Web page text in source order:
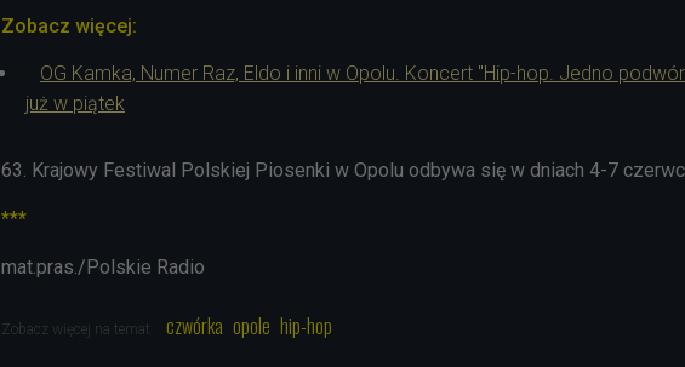
Zobacz więcej:
OG Kamka, Numer Raz, Eldo i inni w Opolu. Koncert "Hip-hop. Jedno
już w piątek
63. Krajowy Festiwal Polskiej Piosenki w Opolu odbywa się w dniach 4-7
***
mat.pras./Polskie Radio
Zobacz więcej na temat: czwórka opole hip-hop